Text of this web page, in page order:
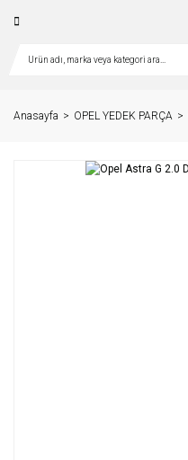
Anasayfa OPEL YEDEK PARÇA